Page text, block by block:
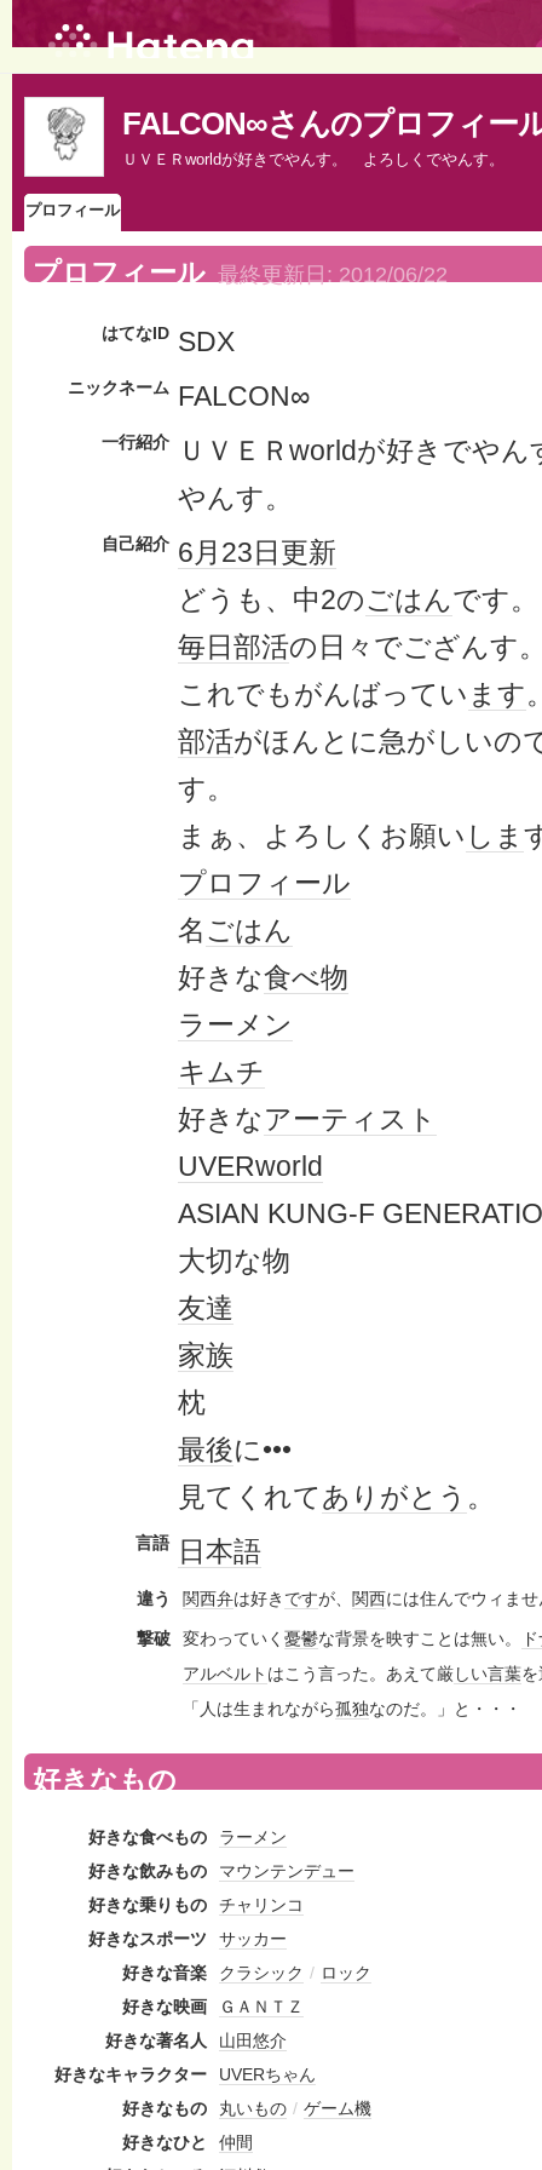
FALCON∞さんのプロフィー
ＵＶＥＲworldが好きでやんす。 よろしくでやんす。
プロフィール
プロフィール 最終更新日: 2012/06/22
はてなID SDX
ニックネーム FALCON∞
一行紹介
ＵＶＥＲworldが好きでや
やんす。
自己紹介 6月23日 更新
どうも、中2のごはんです。
毎日部活の日々でござんす
これでもがんばってい ます
部活がほんとに急がしいの
す。
まぁ、よろしくお願い しま
プロフィール
名ごはん
好きな食べ物
ラーメン
キムチ
好きなアーティスト
UVERworld
ASIAN KUNG-F
大切な物
友達
家族
枕
最後に•••
見てくれてありがとう 。
言語 日本語
違う 関西弁は好き ですが、 関西には住んでウィま
撃破 変わっていく 憂鬱な背景を映すことは無い。
アルベルト はこう言った。あえて厳しい言葉
「人は生まれながら孤独なのだ。」と・・・
好きなもの
好きな食べもの
ラーメン
好きな飲みもの
マウンテンデュー
好きな乗りもの
チャリンコ
好きなスポーツ
サッカー
好きな音楽
クラシック / ロック
好きな映画
ＧＡＮＴＺ
好きな著名人
山田悠介
好きなキャラクター
UVERちゃん
好きなもの
丸いもの / ゲーム機
好きなひと
仲間